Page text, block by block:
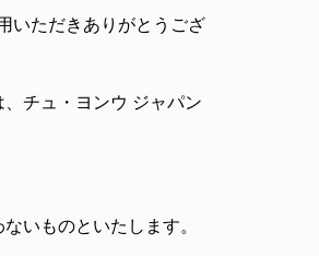
いただきありがとうござ
チュ・ヨンウ ジャパン
いものといたします。